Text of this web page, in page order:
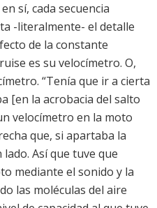
sí, cada secuencia
-literalmente- el detalle
de la constante
es su velocímetro. O,
“Tenía que ir a cierta
[en la acrobacia del salto
velocímetro en la moto
que, si apartaba la
Así que tuve que
mediante el sonido y la
las moléculas del aire